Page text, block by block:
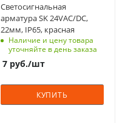
заказ
10 недель
Напряжение, V
24
светодиодная
Подсветка
Светосигнальная
арматура SK 24VAC/DC,
22мм, IP65, красная
Наличие и цену товара
уточняйте в день заказа
7руб./шт
КУПИТЬ